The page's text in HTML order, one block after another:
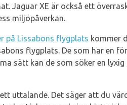
Jaguar XE är också ett
miljöpåverkan.
på Lissabons flygplats kommer
flygplats. De som har en
sätt kan de som söker en
uttalande. Det säger att du